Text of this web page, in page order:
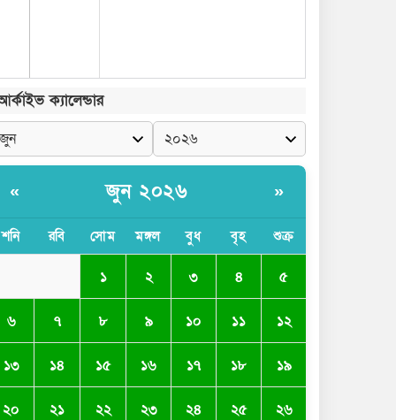
ক্যালেন্ডার
« জুন ২০২৬ »
শনি রবি সোম মঙ্গল বুধ বৃহ শুক্র
১ ২ ৩ ৪ ৫
৬ ৭ ৮ ৯ ১০ ১১ ১২
১৩ ১৪ ১৫ ১৬ ১৭ ১৮ ১৯
২০ ২১ ২২ ২৩ ২৪ ২৫ ২৬